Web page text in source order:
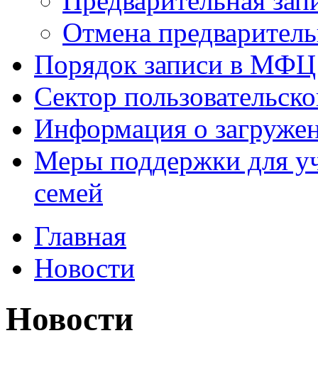
Отмена
Порядок записи в МФЦ
Сектор
Информация о
Меры поддержки для
семей
Главная
Новости
Новости